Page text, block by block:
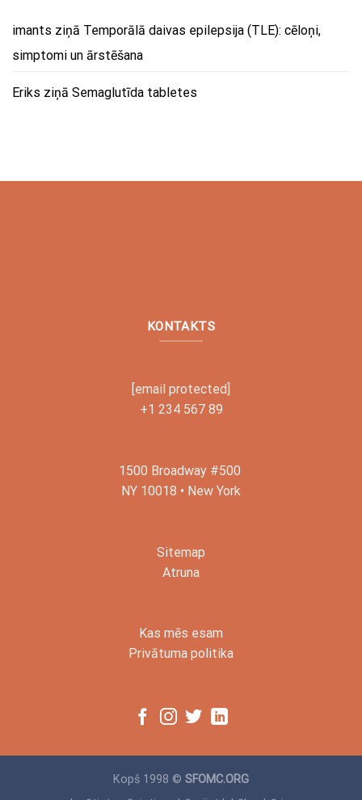
imants ziņā Temporālā daivas epilepsija (TLE): cēloņi,
simptomi un ārstēšana
Eriks ziņā Semaglutīda tabletes
KONTAKTS
[email protected]
+1 234 567 89
1500 Broadway #500
NY 10018 • New York
Sitemap
Atruna
Kas mēs esam
Privātuma politika
Kopš 1998 © SFOMC.ORG